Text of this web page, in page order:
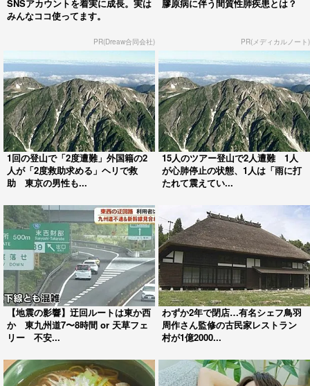
SNSアカウントを着実に成長。実は
みんなココ使ってます。
PR(Dreaw合同会社)
膠原病に伴う間質性肺疾患とは？
PR(メディカルノート)
1回の登山で「2度遭難」外国籍の2
人が「2度救助求める」ヘリで救
助 東京の男性も...
15人のツアー登山で2人遭難 1人
が心肺停止の状態、1人は「雨に打
たれて震えてい...
【地震の影響】迂回ルートは東か西
か 東九州道7〜8時間 or 天草フェ
リー 不安...
わずか2年で閉店…有名シェフ鳥羽
周作さん監修の古民家レストラン
村が1億2000...